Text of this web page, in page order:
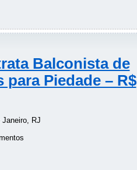
Balconista de
para Piedade – R$
Janeiro, RJ